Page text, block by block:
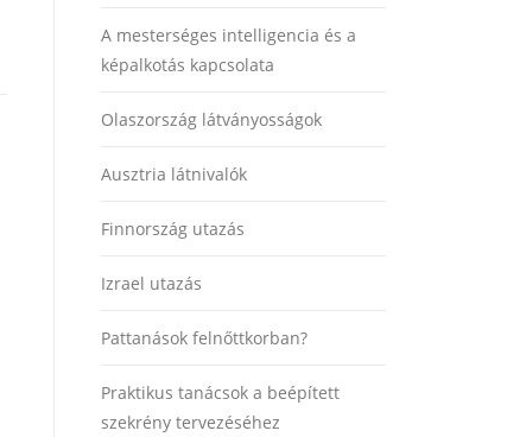
A mesterséges intelligencia és a
képalkotás kapcsolata
Olaszország látványosságok
Ausztria látnivalók
Finnország utazás
Izrael utazás
Pattanások felnőttkorban?
Praktikus tanácsok a beépített
szekrény tervezéséhez